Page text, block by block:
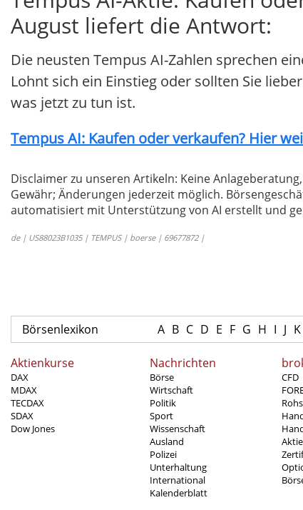
August liefert die Antwort:
Die neusten Tempus AI-Zahlen sprechen
Lohnt sich ein Einstieg oder sollten Sie
was jetzt zu tun ist.
Tempus AI: Kaufen oder verkaufen? Hier
Disclaimer zu unseren Artikeln: Keine
Gewähr; Änderungen jederzeit möglich.
automatisiert mit Unterstützung von AI erstellt und
de | US88023B1035 | TEMPUS | boerse | 69677872 |
Börsenlexikon A B C D E F G H I J K
Aktienkurse
DAX
MDAX
TECDAX
SDAX
Dow Jones
Nachrichten
Börse
Wirtschaft
Politik
Sport
Wissenschaft
Ausland
Polizei
Unterhaltung
International
Kalenderblatt
CFD